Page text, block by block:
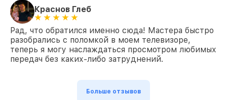
Краснов Глеб
Рад, что обратился именно сюда! Мастера быстро
разобрались с поломкой в моем телевизоре,
теперь я могу наслаждаться просмотром любимых
передач без каких-либо затруднений.
Больше отзывов